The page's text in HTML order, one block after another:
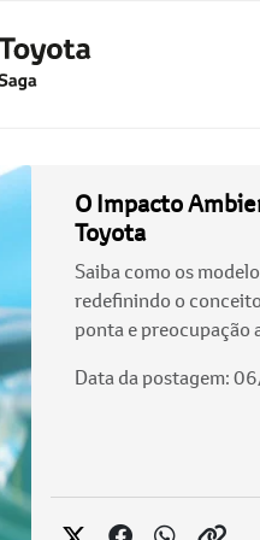
O Impacto
Toyota
Saiba como os
redefinindo o
ponta e preocupação
Data da postagem: